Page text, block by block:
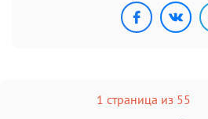
1 страница из 55